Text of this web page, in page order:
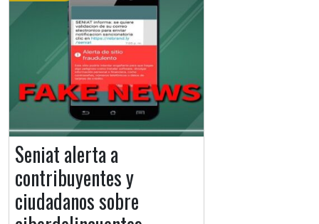
Seniat alerta a
contribuyentes y
ciudadanos sobre